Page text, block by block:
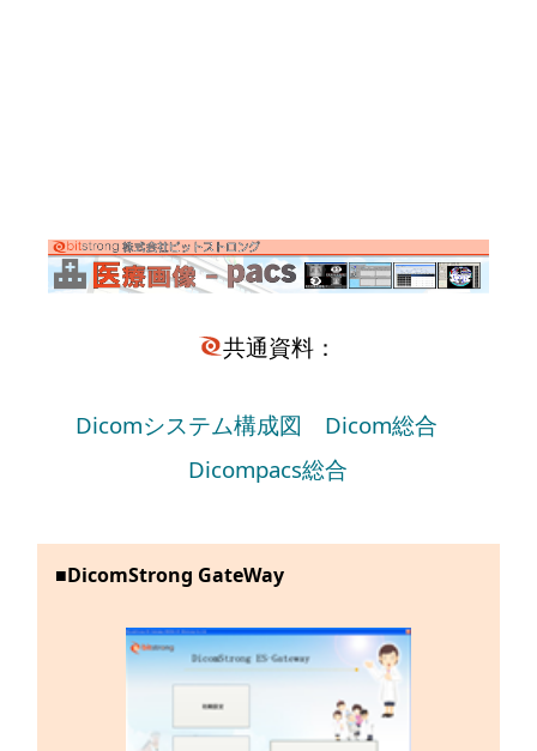
共通資料：
Dicomシステム構成図
Dicom総合
Dicompacs総合
■DicomStrong GateWay